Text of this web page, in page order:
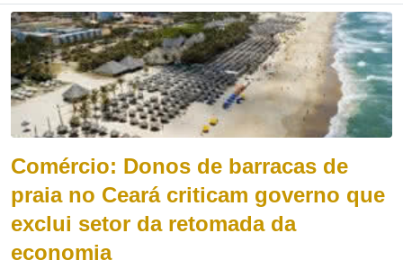
Comércio: Donos de barracas de
praia no Ceará criticam governo que
exclui setor da retomada da
economia